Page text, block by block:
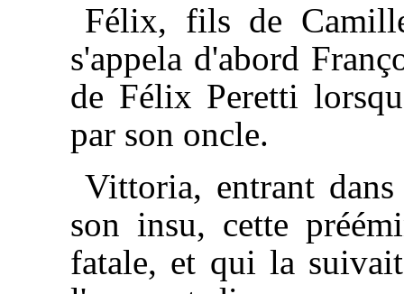
Félix, fils de
s'appela d'abord
de Félix Peretti
par son oncle.
Vittoria, entrant
son insu, cette
fatale, et qui la